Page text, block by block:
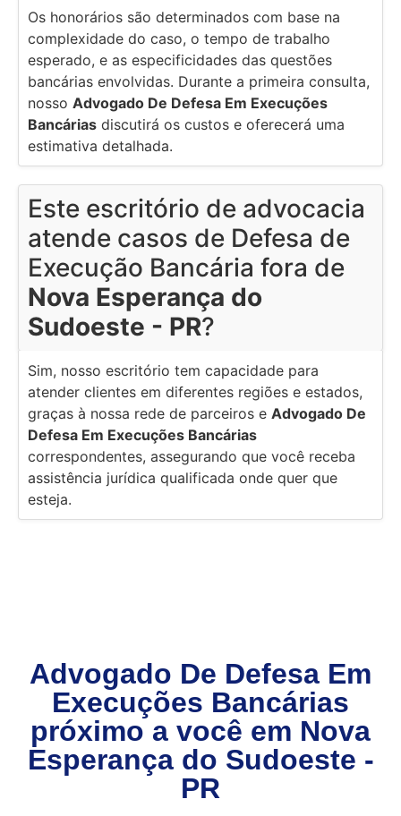
Os honorários são determinados com base na
complexidade do caso, o tempo de trabalho
esperado, e as especificidades das questões
bancárias envolvidas. Durante a primeira consulta,
nosso Advogado De Defesa Em Execuções
Bancárias discutirá os custos e oferecerá uma
estimativa detalhada.
Este escritório de advocacia
atende casos de Defesa de
Execução Bancária fora de
Nova Esperança do
Sudoeste - PR?
Sim, nosso escritório tem capacidade para
atender clientes em diferentes regiões e estados,
graças à nossa rede de parceiros e Advogado De
Defesa Em Execuções Bancárias
correspondentes, assegurando que você receba
assistência jurídica qualificada onde quer que
esteja.
Advogado De Defesa Em
Execuções Bancárias
próximo a você em Nova
Esperança do Sudoeste -
PR